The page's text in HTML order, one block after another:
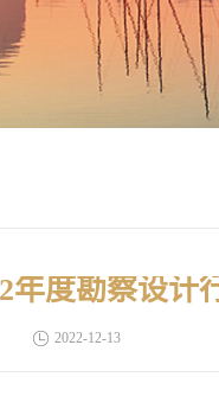
2022-12-13